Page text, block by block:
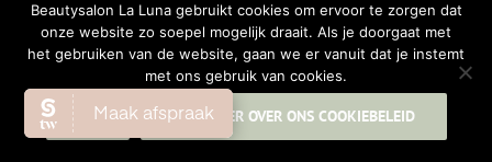
Beautysalon La Luna gebruikt cookies om ervoor te zorgen dat
onze website zo soepel mogelijk draait. Als je doorgaat met
het gebruiken van de website, gaan we er vanuit dat je instemt
met ons gebruik van cookies.
OK LEES MEER OVER ONS COOKIEBELEID